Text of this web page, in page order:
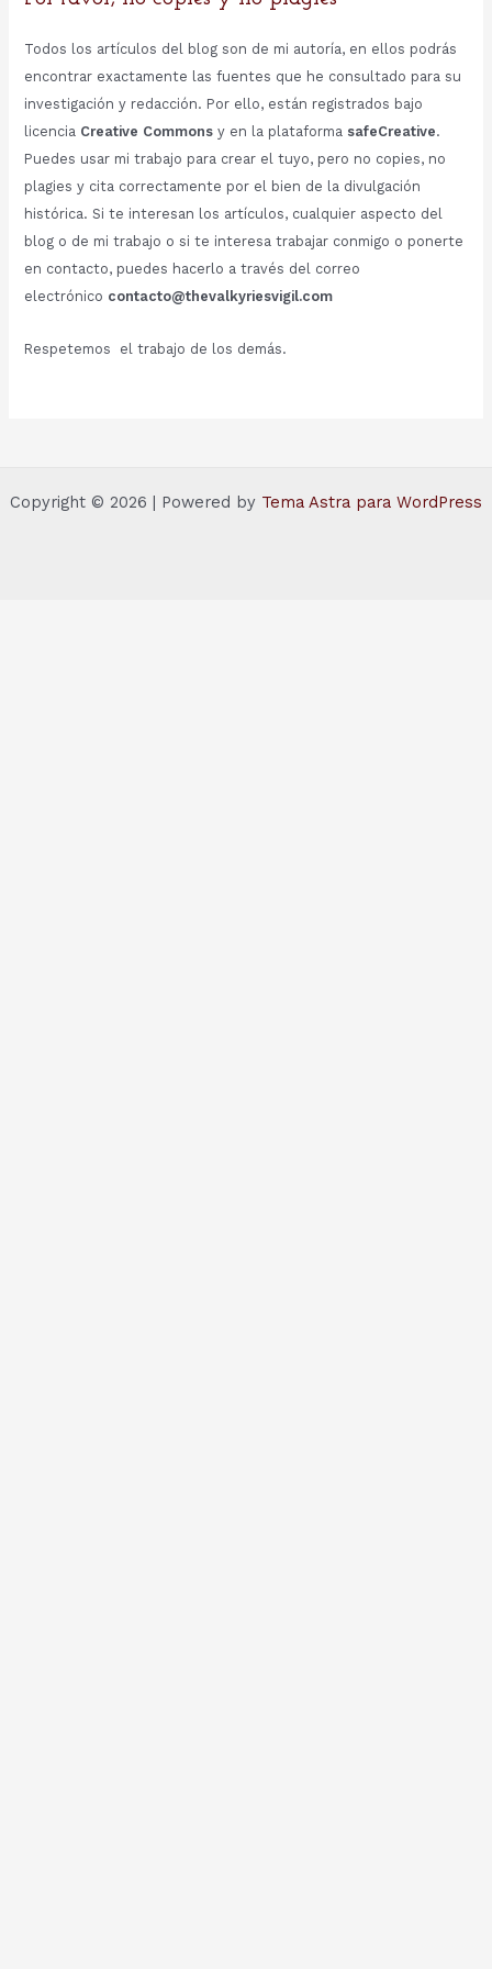
Todos los artículos del blog son de mi autoría, en ellos podrás
encontrar exactamente las fuentes que he consultado para su
investigación y redacción. Por ello, están registrados bajo
licencia Creative Commonsy en la plataforma safeCreative.
Puedes usar mi trabajo para crear el tuyo, pero no copies, no
plagies y cita correctamente por el bien de la divulgación
histórica. Si te interesan los artículos, cualquier aspecto del
blog o de mi trabajo o si te interesa trabajar conmigo o ponerte
en contacto, puedes hacerlo a través del correo
electrónico contacto@thevalkyriesvigil.com
Respetemos el trabajo de los demás.
Copyright © 2026 | Powered by Tema Astra para WordPress